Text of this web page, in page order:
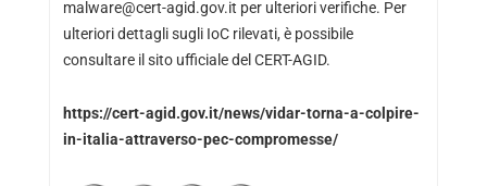
malware@cert-agid.gov.it per ulteriori verifiche. Per
ulteriori dettagli sugli IoC rilevati, è possibile
consultare il sito ufficiale del CERT-AGID.
https://cert-agid.gov.it/news/vidar-torna-a-colpire-
in-italia-attraverso-pec-compromesse/